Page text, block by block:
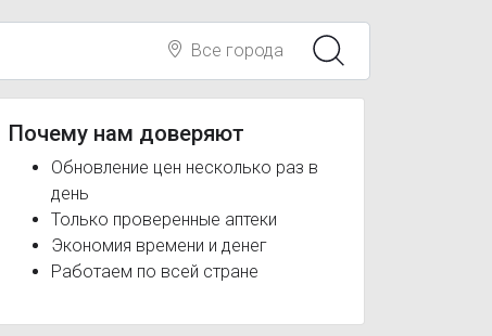
Все города
Почему нам доверяют
Обновление цен несколько раз в
день
Только проверенные аптеки
Экономия времени и денег
Работаем по всей стране